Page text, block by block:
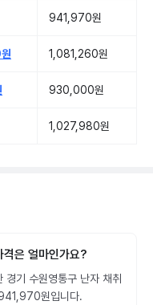
941,970원
1,081,260원
930,000원
1,027,980원
은 얼마인가요?
경기 수원영통구 난자 채취
원입니다.